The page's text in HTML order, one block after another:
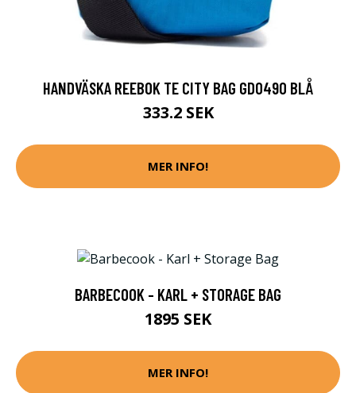
HANDVÄSKA REEBOK TE CITY BAG GD0490 BLÅ
333.2 SEK
MER INFO!
BARBECOOK - KARL + STORAGE BAG
1895 SEK
MER INFO!